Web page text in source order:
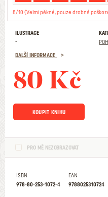
8/10 (Velmi pěkné, pouze drobná
ILUSTRACE
-
DALŠÍ INFORMACE
80 Kč
KOUPIT KNIHU
PRO MĚ NEZOBRAZOVAT
ISBN
978-80-253-1072-4
EAN
9788025310724